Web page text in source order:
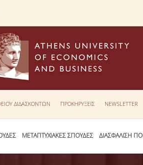
ΔΙΔΑΣΚΟΝΤΩΝ ΠΡΟΚΗΡΥΞΕΙΣ NEWSLETTER
ΜΕΤΑΠΤΥΧΙΑΚΕΣ ΣΠΟΥΔΕΣ ΔΙΑΣΦΑΛΙΣΗ